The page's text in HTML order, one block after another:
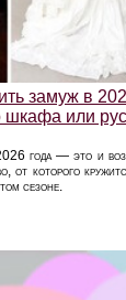
замуж в
шкафа или
года — это и
от которого
сезоне.